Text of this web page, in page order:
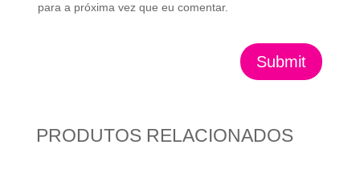
para a próxima vez que eu comentar.
Submit
PRODUTOS RELACIONADOS